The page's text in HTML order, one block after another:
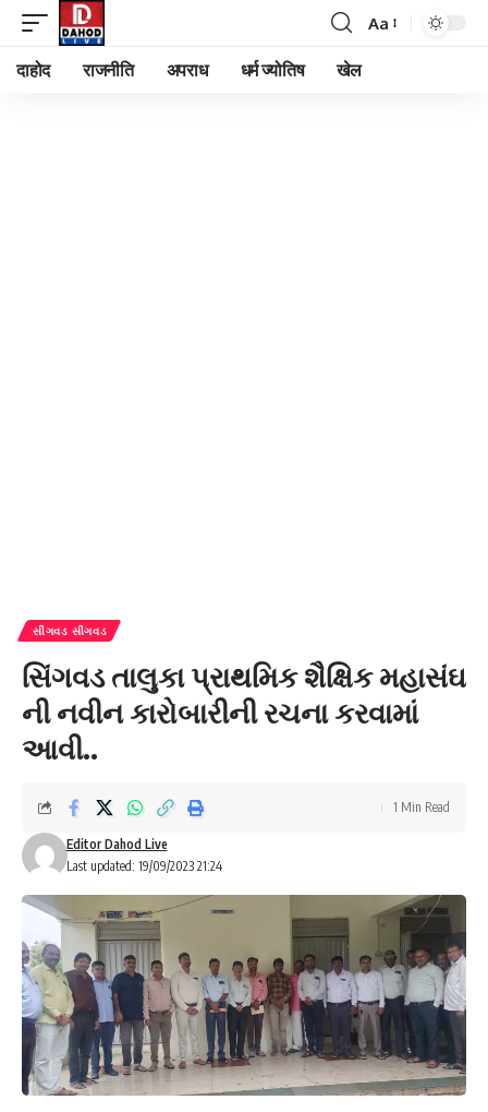
Font
Aa
दाहोद राजनीति अपराध धर्म ज्योतिष खेल
સીંગવડ સીંગવડ
સિંગવડ તાલુકા પ્રાથમિક શૈક્ષિક મહાસંઘ
ની નવીન કારોબારીની રચના કરવામાં
આવી..
Last updated: 19/09/2023 21:24
Editor Dahod Live
1 Min Read